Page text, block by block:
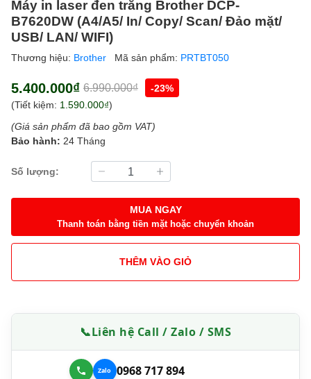
Máy in laser đen trắng Brother DCP-
B7620DW (A4/A5/ In/ Copy/ Scan/ Đảo mặt/
USB/ LAN/ WIFI)
Thương hiệu: Brother Mã sản phẩm: PRTBT050
5.400.000₫ 6.990.000₫
-23%
(Tiết kiệm: 1.590.000₫)
(Giá sản phẩm đã bao gồm VAT)
Bảo hành: 24 Tháng
Số lượng:
MUA NGAY
Thanh toán bằng tiền mặt hoặc chuyển khoản
THÊM VÀO GIỎ
📞Liên hệ Call / Zalo / SMS
0968 717 894